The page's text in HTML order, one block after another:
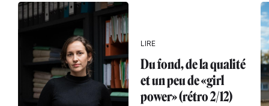
LIRE
Du fond, de la qualité
et un peu de «girl
power» (rétro 2/12)